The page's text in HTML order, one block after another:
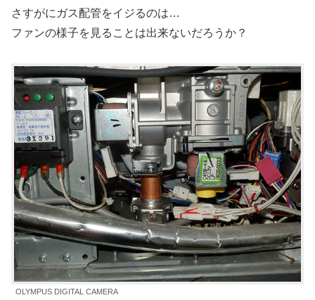
さすがにガス配管をイジるのは…
ファンの様子を見ることは出来ないだろうか？
OLYMPUS DIGITAL CAMERA